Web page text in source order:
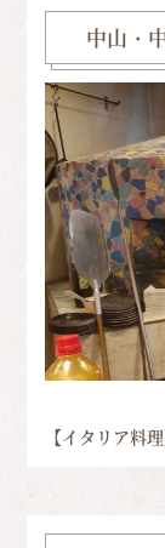
中山・
【イタリア料